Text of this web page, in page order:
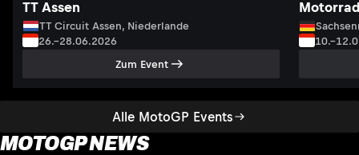
Alle MotoGP Events
TT Assen
TT Circuit Assen, Niederlande
26.–28.06.2026
Zum Event
MOTOGP NEWS